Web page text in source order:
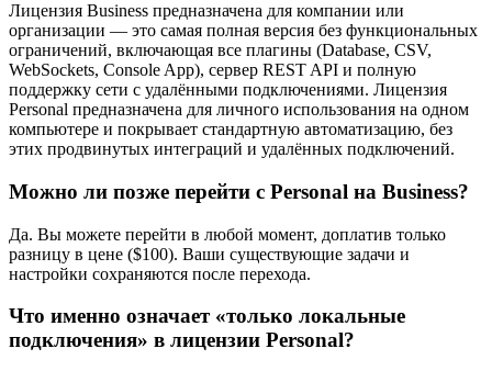
Лицензия Business предназначена для компании или
организации — это самая полная версия без функциональных
ограничений, включающая все плагины (Database, CSV,
WebSockets, Console App), сервер REST API и полную
поддержку сети с удалёнными подключениями. Лицензия
Personal предназначена для личного использования на одном
компьютере и покрывает стандартную автоматизацию, без
этих продвинутых интеграций и удалённых подключений.
Можно ли позже перейти с Personal на Business?
Да. Вы можете перейти в любой момент, доплатив только
разницу в цене ($100). Ваши существующие задачи и
настройки сохраняются после перехода.
Что именно означает «только локальные
подключения» в лицензии Personal?